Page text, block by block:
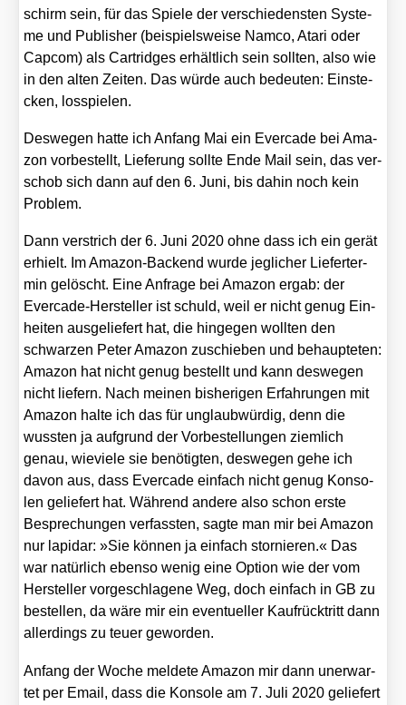
schirm sein, für das Spie­le der ver­schie­dens­ten Sys­te­
me und Publisher (bei­spiels­wei­se Nam­co, Ata­ri oder
Cap­com) als Car­tridges erhält­lich sein soll­ten, also wie
in den alten Zei­ten. Das wür­de auch bedeu­ten: Ein­ste­
cken, los­spie­len.
Des­we­gen hat­te ich Anfang Mai ein Ever­ca­de bei Ama­
zon vor­be­stellt, Lie­fe­rung soll­te Ende Mail sein, das ver­
schob sich dann auf den 6. Juni, bis dahin noch kein
Pro­blem.
Dann ver­strich der 6. Juni 2020 ohne dass ich ein gerät
erhielt. Im Ama­zon-Backend wur­de jeg­li­cher Lie­fer­ter­
min gelöscht. Eine Anfra­ge bei Ama­zon ergab: der
Ever­ca­de-Her­stel­ler ist schuld, weil er nicht genug Ein­
hei­ten aus­ge­lie­fert hat, die hin­ge­gen woll­ten den
schwar­zen Peter Ama­zon zuschie­ben und behaup­te­ten:
Ama­zon hat nicht genug bestellt und kann des­we­gen
nicht lie­fern. Nach mei­nen bis­he­ri­gen Erfah­run­gen mit
Ama­zon hal­te ich das für unglaub­wür­dig, denn die
wuss­ten ja auf­grund der Vor­be­stel­lun­gen ziem­lich
genau, wie­vie­le sie benö­tig­ten, des­we­gen gehe ich
davon aus, dass Ever­ca­de ein­fach nicht genug Kon­so­
len gelie­fert hat. Wäh­rend ande­re also schon ers­te
Bespre­chun­gen ver­fass­ten, sag­te man mir bei Ama­zon
nur lapi­dar: »Sie kön­nen ja ein­fach stor­nie­ren.« Das
war natür­lich eben­so wenig eine Opti­on wie der vom
Her­stel­ler vor­ge­schla­ge­ne Weg, doch ein­fach in GB zu
bestel­len, da wäre mir ein even­tu­el­ler Kauf­rück­tritt dann
aller­dings zu teu­er gewor­den.
Anfang der Woche mel­de­te Ama­zon mir dann uner­war­
tet per Email, dass die Kon­so­le am 7. Juli 2020 gelie­fert